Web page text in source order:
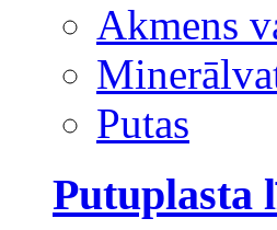
Akmens
Putas
Putuplasta